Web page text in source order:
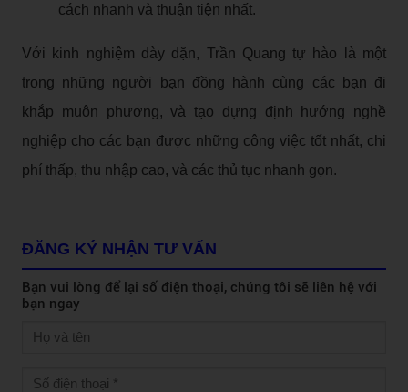
cách nhanh và thuận tiện nhất.
Với kinh nghiệm dày dặn, Trần Quang tự hào là một
trong những người bạn đồng hành cùng các bạn đi
khắp muôn phương, và tạo dựng định hướng nghề
nghiệp cho các bạn được những công việc tốt nhất, chi
phí thấp, thu nhập cao, và các thủ tục nhanh gọn.
ĐĂNG KÝ NHẬN TƯ VẤN
Bạn vui lòng để lại số điện thoại, chúng tôi sẽ liên hệ với
bạn ngay